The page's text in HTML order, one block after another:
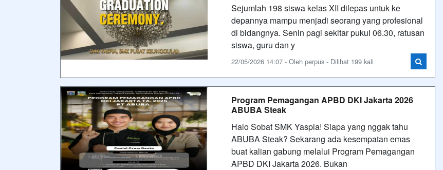
Sejumlah 198 siswa kelas XII dilepas untuk ke
depannya mampu menjadi seorang yang profesional
di bidangnya. Senin pagi sekitar pukul 06.30, ratusan
siswa, guru dan y
22/05/2026 14:07 - Oleh perpus - Dilihat 199 kali
Program Pemagangan APBD DKI Jakarta 2026
ABUBA Steak
Halo Sobat SMK Yaspia! Siapa yang nggak tahu
ABUBA Steak? Sekarang ada kesempatan emas
buat kalian gabung melalui Program Pemagangan
APBD DKI Jakarta 2026. Bukan